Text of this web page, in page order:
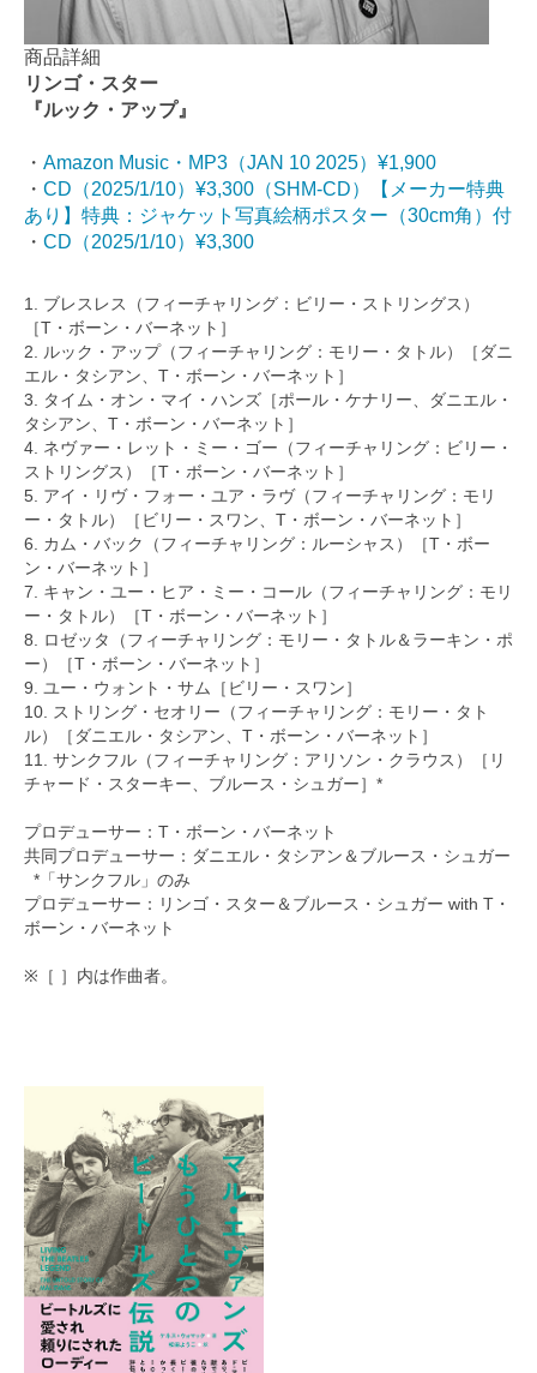
商品詳細
リンゴ・スター
『ルック・アップ』
・ Amazon Music・MP3（JAN 10 2025）¥1,900
・ CD（2025/1/10）¥3,300（SHM-CD）【メーカー特典
あり】特典：ジャケット写真絵柄ポスター（30cm角）付
・ CD（2025/1/10）¥3,300
1. ブレスレス（フィーチャリング：ビリー・ストリングス）
［T・ボーン・バーネット］
2. ルック・アップ（フィーチャリング：モリー・タトル）［ダニ
エル・タシアン、T・ボーン・バーネット］
3. タイム・オン・マイ・ハンズ［ポール・ケナリー、ダニエル・
タシアン、T・ボーン・バーネット］
4. ネヴァー・レット・ミー・ゴー（フィーチャリング：ビリー・
ストリングス）［T・ボーン・バーネット］
5. アイ・リヴ・フォー・ユア・ラヴ（フィーチャリング：モリ
ー・タトル）［ビリー・スワン、T・ボーン・バーネット］
6. カム・バック（フィーチャリング：ルーシャス）［T・ボー
ン・バーネット］
7. キャン・ユー・ヒア・ミー・コール（フィーチャリング：モリ
ー・タトル）［T・ボーン・バーネット］
8. ロゼッタ（フィーチャリング：モリー・タトル＆ラーキン・ポ
ー）［T・ボーン・バーネット］
9. ユー・ウォント・サム［ビリー・スワン］
10. ストリング・セオリー（フィーチャリング：モリー・タト
ル）［ダニエル・タシアン、T・ボーン・バーネット］
11. サンクフル（フィーチャリング：アリソン・クラウス）［リ
チャード・スターキー、ブルース・シュガー］*
プロデューサー：T・ボーン・バーネット
共同プロデューサー：ダニエル・タシアン＆ブルース・シュガー
*「サンクフル」のみ
プロデューサー：リンゴ・スター＆ブルース・シュガー with T・
ボーン・バーネット
※［ ］内は作曲者。